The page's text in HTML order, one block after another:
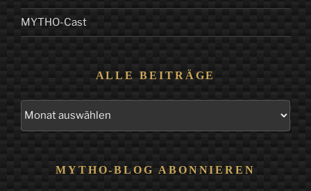
MYTHO-Cast
ALLE BEITRÄGE
MYTHO-BLOG ABONNIEREN